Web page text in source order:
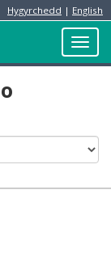
Hygyrchedd | English